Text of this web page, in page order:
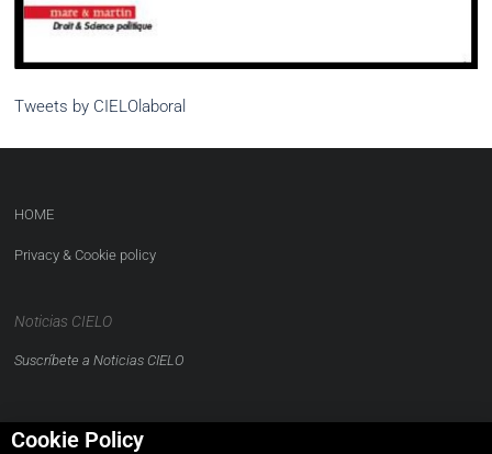
Tweets by CIELOlaboral
HOME
Privacy & Cookie policy
Noticias CIELO
Suscríbete a Noticias CIELO
Cookie Policy